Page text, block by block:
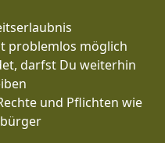
problemlos möglich
darfst Du weiterhin
und Pflichten wie